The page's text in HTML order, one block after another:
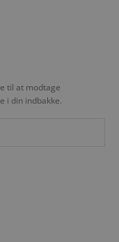
til at modtage
i din indbakke.